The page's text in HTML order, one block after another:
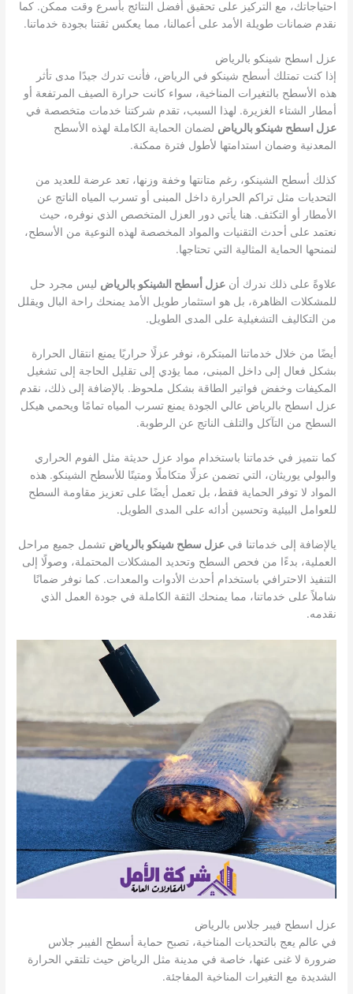
احتياجاتك، مع التركيز على تحقيق أفضل النتائج بأسرع وقت ممكن. كما
نقدم ضمانات طويلة الأمد على أعمالنا، مما يعكس ثقتنا بجودة خدماتنا.
عزل اسطح شينكو بالرياض
إذا كنت تمتلك أسطح شينكو في الرياض، فأنت تدرك جيدًا مدى تأثر
هذه الأسطح بالتغيرات المناخية، سواء كانت حرارة الصيف المرتفعة أو
أمطار الشتاء الغزيرة. لهذا السبب، تقدم شركتنا خدمات متخصصة في
عزل اسطح شينكو بالرياض لضمان الحماية الكاملة لهذه الأسطح
المعدنية وضمان استدامتها لأطول فترة ممكنة.
كذلك أسطح الشينكو، رغم متانتها وخفة وزنها، تعد عرضة للعديد من
التحديات مثل تراكم الحرارة داخل المبنى أو تسرب المياه الناتج عن
الأمطار أو التكثف. هنا يأتي دور العزل المتخصص الذي نوفره، حيث
نعتمد على أحدث التقنيات والمواد المخصصة لهذه النوعية من الأسطح،
لنمنحها الحماية المثالية التي تحتاجها.
علاوةً على ذلك ندرك أنعزل أسطح الشينكو بالرياض ليس مجرد حل
للمشكلات الظاهرة، بل هو استثمار طويل الأمد يمنحك راحة البال ويقلل
من التكاليف التشغيلية على المدى الطويل.
أيضًا من خلال خدماتنا المبتكرة، نوفر عزلًا حراريًا يمنع انتقال الحرارة
بشكل فعال إلى داخل المبنى، مما يؤدي إلى تقليل الحاجة إلى تشغيل
المكيفات وخفض فواتير الطاقة بشكل ملحوظ. بالإضافة إلى ذلك، نقدم
عزل اسطح بالرياض عالي الجودة يمنع تسرب المياه تمامًا ويحمي هيكل
السطح من التآكل والتلف الناتج عن الرطوبة.
كما نتميز في خدماتنا باستخدام مواد عزل حديثة مثل الفوم الحراري
والبولي يوريثان، التي تضمن عزلًا متكاملًا ومتينًا للأسطح الشينكو. هذه
المواد لا توفر الحماية فقط، بل تعمل أيضًا على تعزيز مقاومة السطح
للعوامل البيئية وتحسين أدائه على المدى الطويل.
يالإضافة إلى خدماتنا فيعزل سطح شينكو بالرياض تشمل جميع مراحل
العملية، بدءًا من فحص السطح وتحديد المشكلات المحتملة، وصولًا إلى
التنفيذ الاحترافي باستخدام أحدث الأدوات والمعدات. كما نوفر ضمانًا
شاملاً على خدماتنا، مما يمنحك الثقة الكاملة في جودة العمل الذي
نقدمه.
عزل اسطح فيبر جلاس بالرياض
في عالم يعج بالتحديات المناخية، تصبح حماية أسطح الفيبر جلاس
ضرورة لا غنى عنها، خاصة في مدينة مثل الرياض حيث تلتقي الحرارة
الشديدة مع التغيرات المناخية المفاجئة.